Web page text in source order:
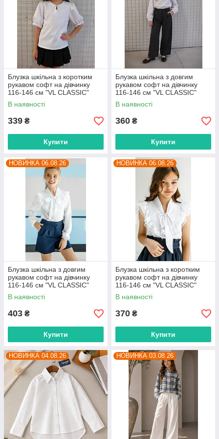
Блузка шкільна з коротким
рукавом софт на дівчинку
116-146 см "VL CLASSIC"
недорого від прямого
постачальника
В наявності
339 ₴
Купити
Блузка шкільна з довгим
рукавом софт на дівчинку
116-146 см "VL CLASSIC"
недорого від прямого
постачальника
В наявності
360 ₴
Купити
НОВИНКА 06.08.26
Блузка шкільна з довгим
рукавом софт на дівчинку
116-146 см "VL CLASSIC"
недорого від прямого
постачальника
В наявності
403 ₴
Купити
НОВИНКА 06.08.26
Блузка шкільна з коротким
рукавом софт на дівчинку
116-146 см "VL CLASSIC"
недорого від прямого
постачальника
В наявності
370 ₴
Купити
НОВИНКА 04.08.26 НОВИНКА 03.08.26